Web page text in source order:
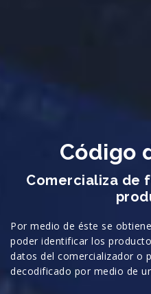
Código
Comercializa de
Por medio de éste se
poder identificar los
datos del comercializador o
decodificado por medio de